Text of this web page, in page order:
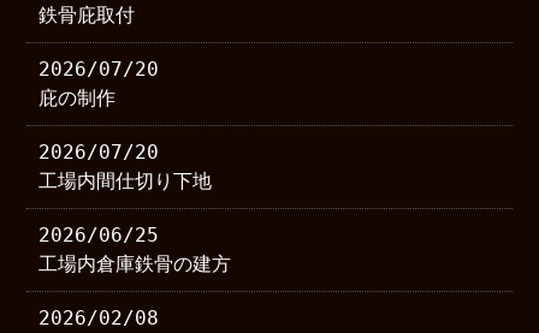
鉄骨庇取付
2026/07/20
庇の制作
2026/07/20
工場内間仕切り下地
2026/06/25
工場内倉庫鉄骨の建方
2026/02/08